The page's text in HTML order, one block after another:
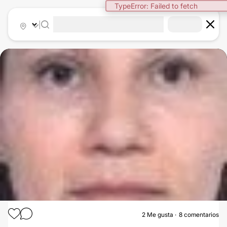
TypeError: Failed to fetch
HILOS TENSORES
2 Me gusta 8 comentarios